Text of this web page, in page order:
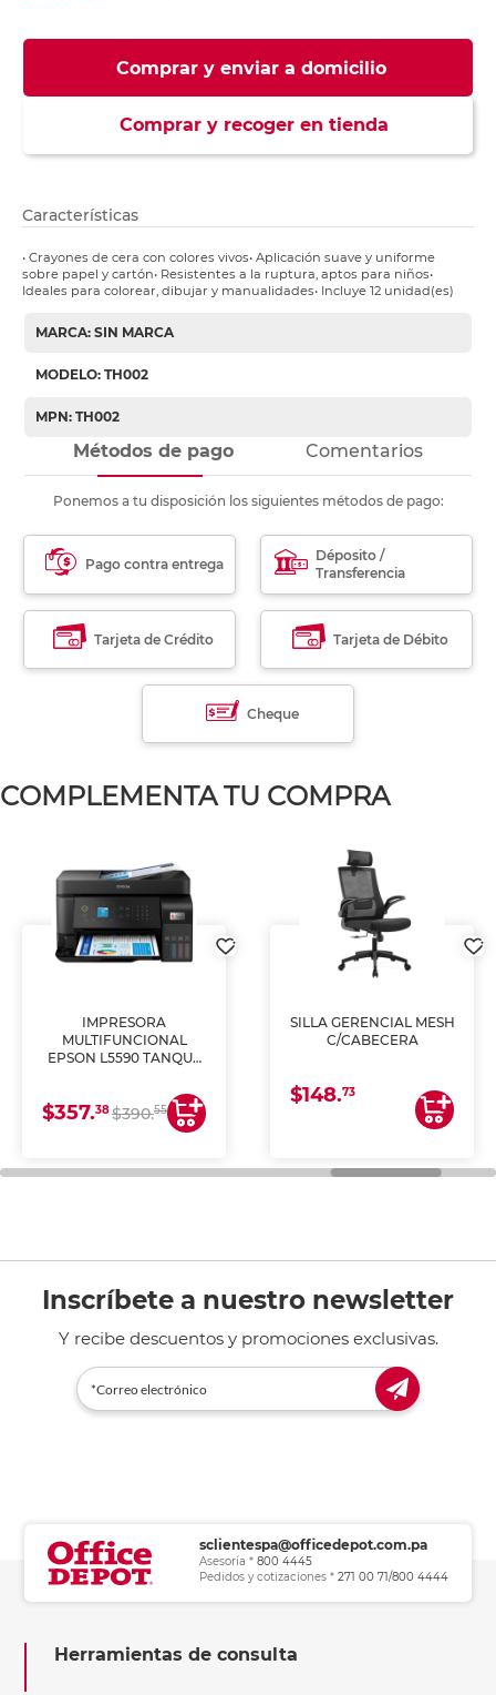
Comprar y enviar a domicilio
Comprar y recoger en tienda
Características
• Crayones de cera con colores vivos• Aplicación suave y uniforme
sobre papel y cartón• Resistentes a la ruptura, aptos para niños•
Ideales para colorear, dibujar y manualidades• Incluye 12 unidad(es)
MARCA: SIN MARCA
MODELO: TH002
MPN: TH002
Métodos de pago Comentarios
Ponemos a tu disposición los siguientes métodos de pago:
Pago contra entrega
Déposito /
Transferencia
Tarjeta de Crédito Tarjeta de Débito
Cheque
COMPLEMENTA TU COMPRA
IMPRESORA
MULTIFUNCIONAL
EPSON L5590 TANQUE
COPIA Y ESCANEA)
$357.38$390.55
SILLA GERENCIAL MESH
C/CABECERA
$148.73
Inscríbete a nuestro newsletter
Y recibe descuentos y promociones exclusivas.
sclientespa@officedepot.com.pa
Asesoría * 800 4445
Pedidos y cotizaciones * 271 00 71/800 4444
Herramientas de consulta